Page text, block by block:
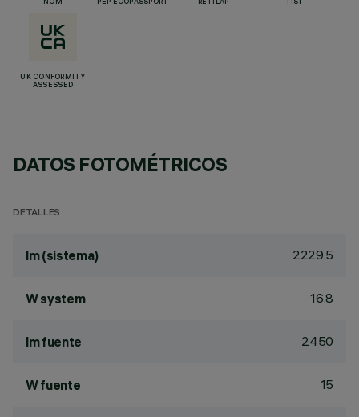
NOM PEP ECOPASSPORT RETILAP TISI
UK CONFORMITY
ASSESSED
DATOS FOTOMÉTRICOS
DETALLES
lm (sistema) 2229.5
W system 16.8
lm fuente 2450
W fuente 15